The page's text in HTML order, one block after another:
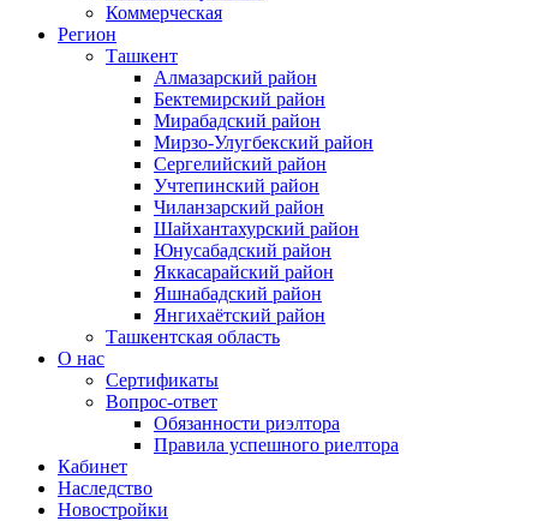
Коммерческая
Регион
Ташкент
Алмазарский район
Бектемирский район
Мирабадский район
Мирзо-Улугбекский район
Сергелийский район
Учтепинский район
Чиланзарский район
Шайхантахурский район
Юнусабадский район
Яккасарайский район
Яшнабадский район
Янгихаётский район
Ташкентская область
О нас
Сертификаты
Вопрос-ответ
Обязанности риэлтора
Правила успешного риелтора
Кабинет
Наследство
Новостройки